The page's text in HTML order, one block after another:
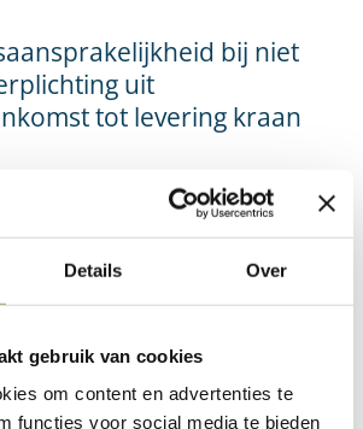
Details Over
gebruik van cookies
om content en advertenties te
functies voor social media te bieden
bij niet
uit
tot levering kraan
persoonlijk aansprakelijk is voor €
nakomen van een koopovereenkomst
verhaalsmogelijkheden. Ontdek de
de toepassing van de Beklamel-norm in